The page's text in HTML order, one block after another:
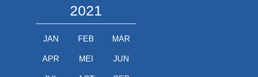
2021
JAN FEB MAR
APR MEI JUN